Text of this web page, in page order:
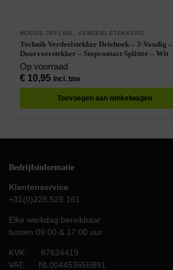
MODEE OFFLINE ,VERDEELSTEKKERS
Technik Verdeelstekker Driehoek – 3-Voudig –
Doorvoerstekker – Stopcontact Splitter – Wit
Op voorraad
€10,95 Incl. btw
Toevoegen aan winkelwagen
Bedrijfsinformatie
Klantenservice
+31(0)228 528 161
Elke werkdag bereikbaar
tussen 09:00 & 17:00 uur
KVK: 87624419
VAT: NL004453656B91